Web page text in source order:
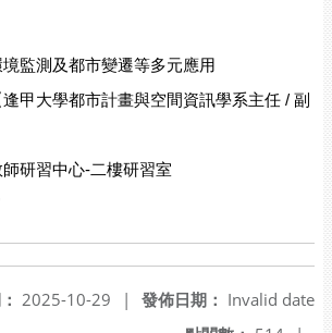
監測及都市變遷等多元應用
甲大學都市計畫與空間資訊學系主任 / 副
研習中心-二樓研習室
發佈日期： Invalid date
2025-10-29
|